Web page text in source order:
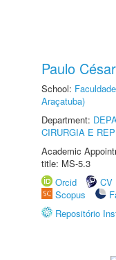
Paulo
School:
Araçatuba)
Department:
CIRURGIA E
Academic
title: MS-5.3
Orcid
CV
Scopus
Repositório